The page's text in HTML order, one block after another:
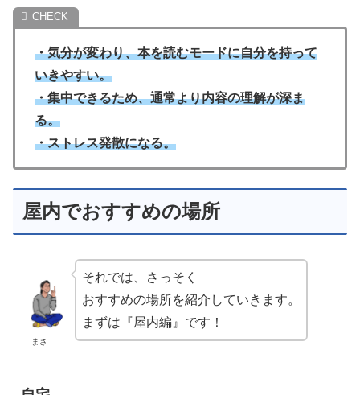
・気分が変わり、本を読むモードに自分を持って
いきやすい。
・集中できるため、通常より内容の理解が深ま
る。
・ストレス発散になる。
屋内でおすすめの場所
まさ
それでは、さっそく
おすすめの場所を紹介していきます。
まずは『屋内編』です！